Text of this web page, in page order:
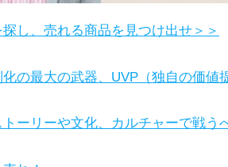
し、売れる商品を見つけ出せ＞＞
の最大の武器、UVP（独自の価値
ーリーや文化、カルチャーで戦う